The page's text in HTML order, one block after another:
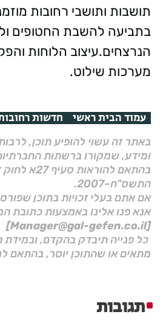
תושבות ותושבי רחובות
בתביעה להשבת החטופים
הנרצחים.עיצוב הלוחות
מערכות שילוט.
עמוד הבית ראשי חדשות
באתר זה עשוי להופיע תוכן,
ומידע, שמקורו ברשתות
בהתאם להוראות
התשס"ח–2007.
אם אתם בעלי זכויות בתוכן
אנא פנו אלינו באמצעות כתובת
[Manager@gal-gefen.co.il]
כל פנייה תיבדק בהקדם, ובמידת
מתאים או שהתוכן יוסר, בהתאם
תגובות